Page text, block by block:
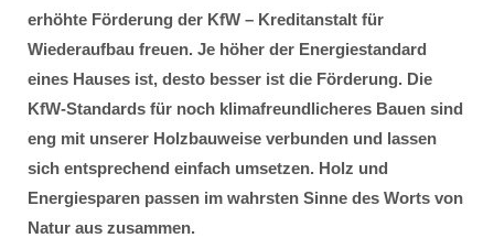
erhöhte Förderung der KfW – Kreditanstalt für
Wiederaufbau freuen. Je höher der Energiestandard
eines Hauses ist, desto besser ist die Förderung. Die
KfW-Standards für noch klimafreundlicheres Bauen sind
eng mit unserer Holzbauweise verbunden und lassen
sich entsprechend einfach umsetzen. Holz und
Energiesparen passen im wahrsten Sinne des Worts von
Natur aus zusammen.